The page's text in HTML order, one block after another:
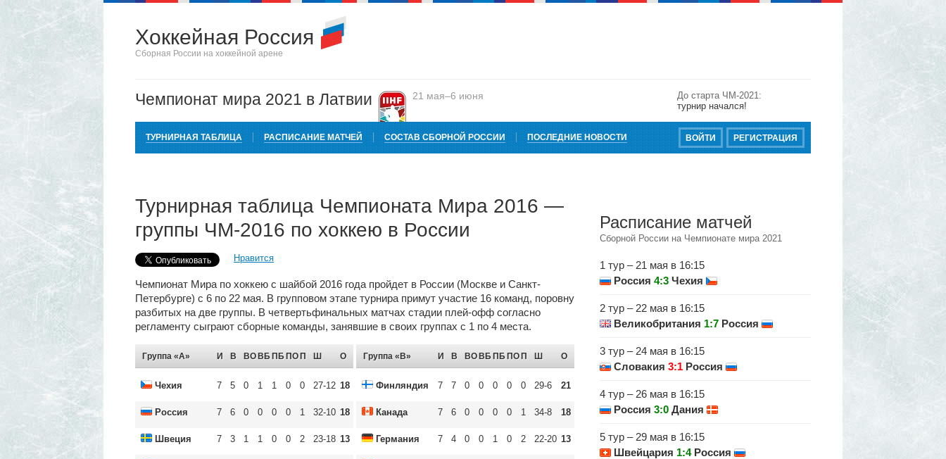
Хоккейная Россия
Сборная России на хоккейной арене
Чемпионат мира 2021 в Латвии 21 мая–6 июня
До старта ЧМ-2021:
турнир начался!
ТУРНИРНАЯ ТАБЛИЦА РАСПИСАНИЕ МАТЧЕЙ СОСТАВ СБОРНОЙ РОССИИ ПОСЛЕДНИЕ НОВОСТИ РЕГИСТРАЦИЯ
ВОЙТИ
Турнирная таблица Чемпионата Мира 2016 —
группы ЧМ-2016 по хоккею в России
Нравится
Чемпионат Мира по хоккею с шайбой 2016 года пройдет в России (Москве и Санкт-
Петербурге) с 6 по 22 мая. В групповом этапе турнира примут участие 16 команд, поровну
разбитых на две группы. В четвертьфинальных матчах стадии плей-офф согласно
регламенту сыграют сборные команды, занявшие в своих группах с 1 по 4 места.
Группа «A» И В ВО ВБ ПБ ПО П Ш О
Чехия 7 5 0 1 1 0 0 27-12 18
Россия 7 6 0 0 0 0 1 32-10 18
Швеция 7 3 1 1 0 0 2 23-18 13
Группа «B» И В ВО ВБ ПБ ПО П Ш О
Финляндия 7 7 0 0 0 0 0 29-6 21
Канада 7 6 0 0 0 0 1 34-8 18
Германия 7 4 0 0 1 0 2 22-20 13
Расписание матчей
Сборной России на Чемпионате мира 2021
1 тур – 21 мая в 16:15
Россия 4:3 Чехия
2 тур – 22 мая в 16:15
Великобритания 1:7 Россия
3 тур – 24 мая в 16:15
Словакия 3:1 Россия
4 тур – 26 мая в 16:15
Россия 3:0 Дания
5 тур – 29 мая в 16:15
Швейцария 1:4Россия